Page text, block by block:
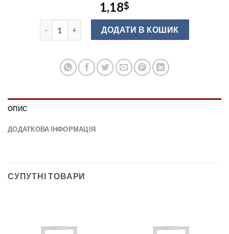
1,18$
GS-BERGA-1-01 Ручка-кнопка меблева хром
ДОДАТИ В КОШИК
ОПИС
ДОДАТКОВА ІНФОРМАЦІЯ
СУПУТНІ ТОВАРИ